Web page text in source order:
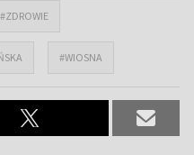
#ZDROWIE
#WIOSNA